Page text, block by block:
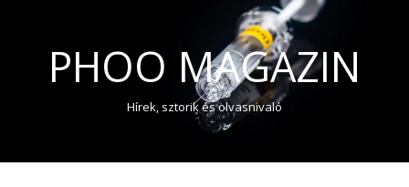
PHOO MAGAZIN
Hírek, sztorik és olvasnivaló